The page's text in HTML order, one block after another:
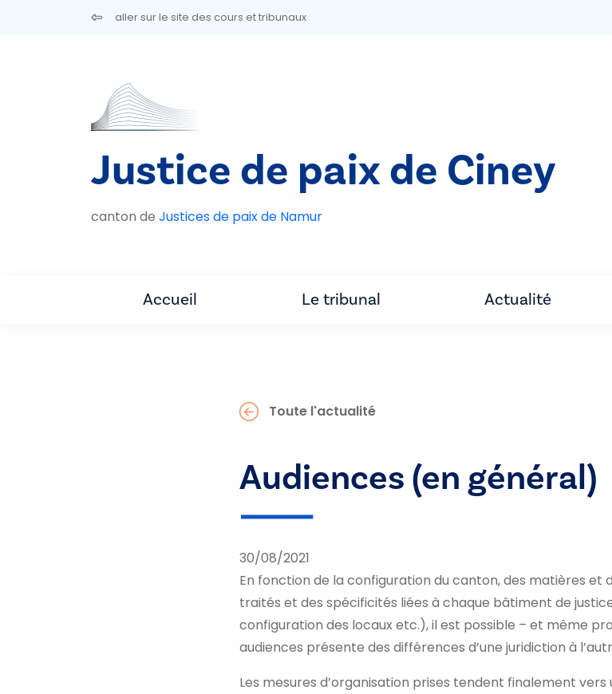
Aller au contenu principalaller sur le site des cours et tribunaux
Justice de paix de Ciney
canton de Justices de paix de Namur
Accueil Le tribunal Actualité
Toute l'actualité
Audiences (en général)
30/08/2021
En fonction de la configuration du canton, des matières et
traités et des spécificités liées à chaque bâtiment de
configuration des locaux etc.), il est possible – et même
audiences présente des différences d’une juridiction à
Les mesures d’organisation prises tendent finalement